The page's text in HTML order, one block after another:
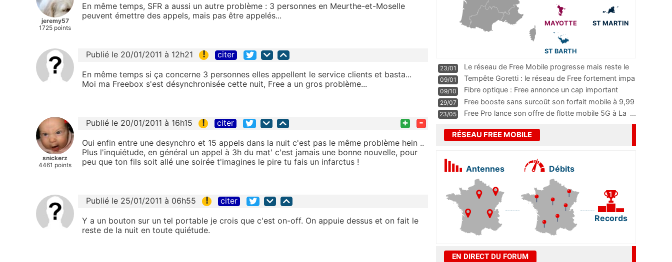
jeremy57
1725 points
En même temps, SFR a aussi un autre problème : 3 personnes en Meurthe-et-Moselle
peuvent émettre des appels, mais pas être appelés...
Publié le 20/01/2011 à 12h21 ! citer
En même temps si ça concerne 3 personnes elles appellent le service clients et basta...
Moi ma Freebox s'est désynchronisée cette nuit, Free a un gros problème...
snickerz
4461 points
Publié le 20/01/2011 à 16h15 ! citer + -
Oui enfin entre une desynchro et 15 appels dans la nuit c'est pas le même problème hein ..
Plus l'inquiétude, en général un appel à 3h du mat' c'est jamais une bonne nouvelle, pour
peu que ton fils soit allé une soirée t'imagines le pire tu fais un infarctus !
Publié le 25/01/2011 à 06h55 ! citer
Y a un bouton sur un tel portable je crois que c'est on-off. On appuie dessus et on fait le
reste de la nuit en toute quiétude.
MAYOTTE ST MARTIN
ST BARTH
23/01
Le réseau de Free Mobile progresse mais reste le
m
...
09/01
Tempête Goretti : le réseau de Free fortement impa
09/10
Fibre optique : Free annonce un cap important
pass
...
29/07
Free booste sans surcoût son forfait mobile à 9,99
23/05 Free Pro lance son offre de flotte mobile 5G à La ...
RÉSEAU FREE MOBILE
Antennes Débits
Records
EN DIRECT DU FORUM